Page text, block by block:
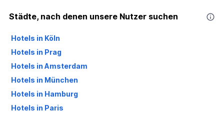
Städte, nach denen unsere Nutzer suchen
Hotels in Köln
Hotels in Prag
Hotels in Amsterdam
Hotels in München
Hotels in Hamburg
Hotels in Paris